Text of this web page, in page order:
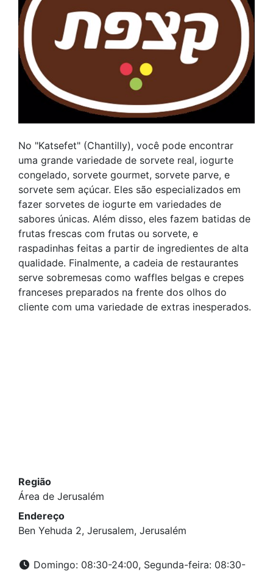
No "Katsefet" (Chantilly), você pode encontrar
uma grande variedade de sorvete real, iogurte
congelado, sorvete gourmet, sorvete parve, e
sorvete sem açúcar. Eles são especializados em
fazer sorvetes de iogurte em variedades de
sabores únicas. Além disso, eles fazem batidas de
frutas frescas com frutas ou sorvete, e
raspadinhas feitas a partir de ingredientes de alta
qualidade. Finalmente, a cadeia de restaurantes
serve sobremesas como waffles belgas e crepes
franceses preparados na frente dos olhos do
cliente com uma variedade de extras inesperados.
Região
Área de Jerusalém
Endereço
Ben Yehuda 2, Jerusalem, Jerusalém
Domingo: 08:30-24:00, Segunda-feira: 08:30-